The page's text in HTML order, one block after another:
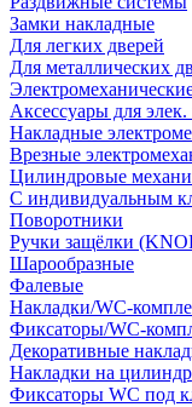
Замки накладные
Для легких дверей
Для металлических
Аксессуары для элек.
Накладные
Врезные
Цилиндровые
С индивидуальным
Поворотники
Ручки защёлки
Шарообразные
Фалевые
Накладки/WC-
Фиксаторы/WC-
Декоративные
Накладки на цилиндр
Фиксаторы WC под